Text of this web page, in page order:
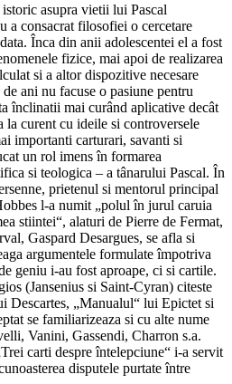
asupra vietii lui Pascal
a consacrat filosofiei o cercetare
Înca din anii adolescentei el a fost
fizice, mai apoi de realizarea
si a altor dispozitive necesare
ani nu facuse o pasiune pentru
înclinatii mai curând aplicative decât
la curent cu ideile si controversele
importanti carturari, savanti si
un rol imens în formarea
si teologica – a tânarului Pascal. În
prietenul si mentorul principal
l-a numit „polul în jurul caruia
stiintei“, alaturi de Pierre de Fermat,
Gaspard Desargues, se afla si
argumentele formulate împotriva
geniu i-au fost aproape, ci si cartile.
(Jansenius si Saint-Cyran) citeste
Descartes, „Manualul“ lui Epictet si
se familiarizeaza si cu alte nume
Vanini, Gassendi, Charron s.a.
carti despre întelepciune“ i-a servit
disputele purtate între